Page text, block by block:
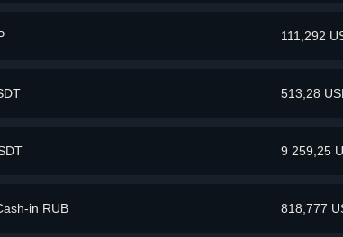
111,292
513,28
9 259,25
in RUB 818,777